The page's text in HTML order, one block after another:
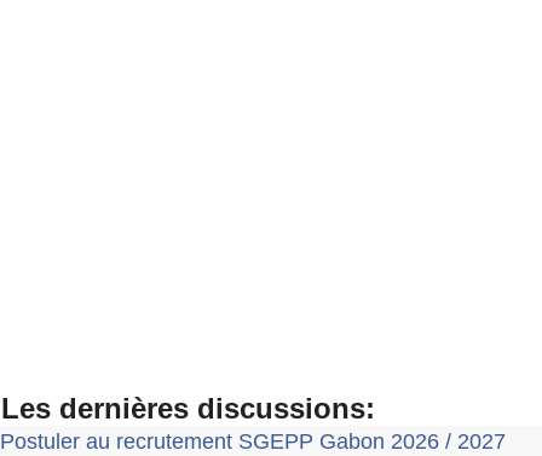
Les dernières discussions:
Postuler au recrutement SGEPP Gabon 2026 / 2027